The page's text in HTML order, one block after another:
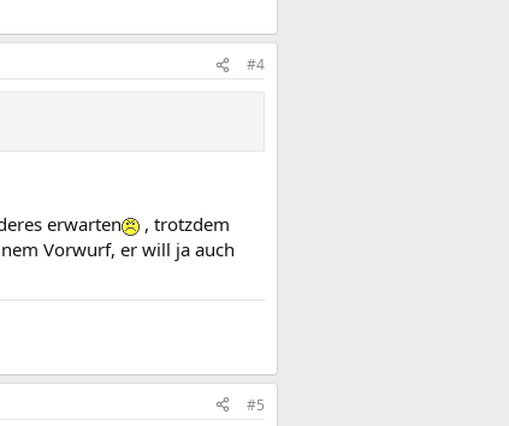
#4
erwarten
, trotzdem
Vorwurf, er will ja auch
#5